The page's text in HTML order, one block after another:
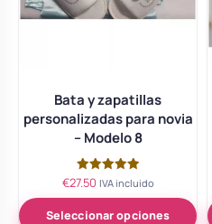
Bata y zapatillas
personalizadas para novia
– Modelo 8
Valorado
con
5.00
de 5
€27.50 IVA incluido
Seleccionar opciones